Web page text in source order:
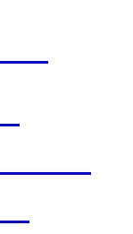
内